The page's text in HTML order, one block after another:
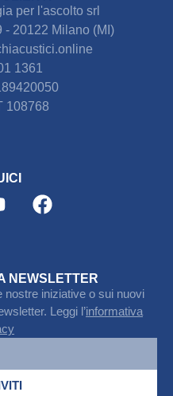
per l'ascolto srl
- 20122 Milano (MI)
1361
108768
NEWSLETTER
nostre iniziative o sui nuovi
Leggi l’informativa